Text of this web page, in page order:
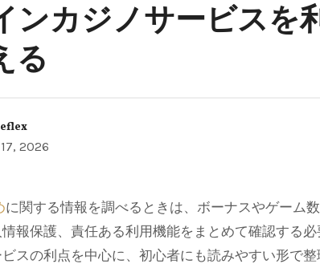
ンカジノサービスを
る
2026
に関する情報を調べるときは、ボーナスやゲーム
報保護、責任ある利用機能をまとめて確認する
スの利点を中心に、初心者にも読みやすい形で